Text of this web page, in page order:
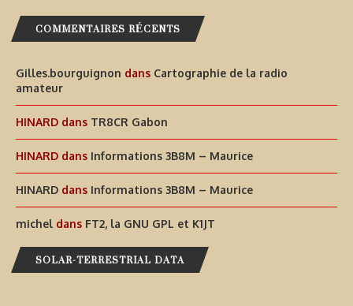
COMMENTAIRES RÉCENTS
Gilles.bourguignon dans Cartographie de la radio
amateur
HINARD dans TR8CR Gabon
HINARD dans Informations 3B8M – Maurice
HINARD dans Informations 3B8M – Maurice
michel dans FT2, la GNU GPL et K1JT
SOLAR-TERRESTRIAL DATA